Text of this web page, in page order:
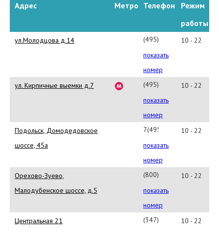
Адрес Метро Телефон
Режим
работы
ул.Молодцова д.14
(495)
223-
60-
00
показать
номер
10 - 22
ул. Кирпичные выемки д.7
(495)
223-
60-
00
показать
номер
10 - 22
Подольск, Домодедовское
шоссе, 45а
7(495)
223-
60-
00
показать
номер
10 - 22
Орехово-Зуево,
Малодубенское шоссе, д.5
(800)
100-
21-
12
показать
номер
10 - 22
Центральная 21
(347)
10 - 22